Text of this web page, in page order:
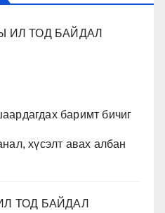
ИЛ ТОД БАЙДАЛ
баримт бичиг
хүсэлт авах албан
ТОД БАЙДАЛ